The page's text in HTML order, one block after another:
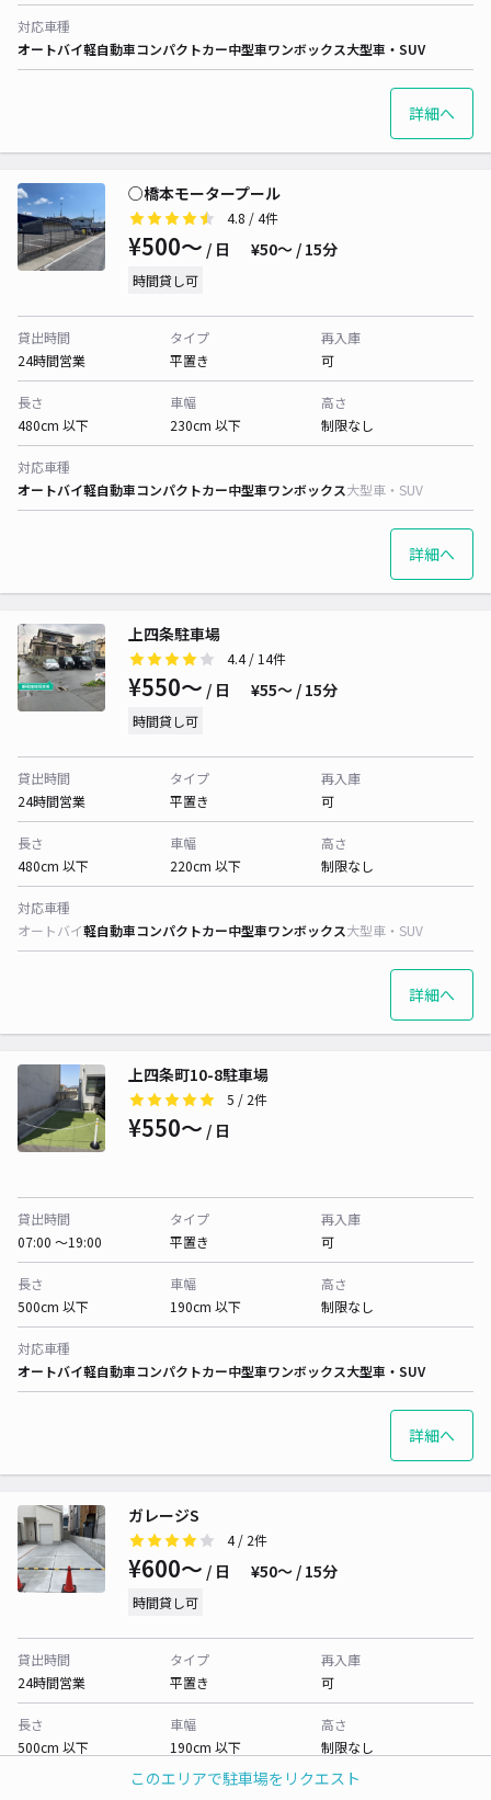
このエリアで駐車場をリクエスト
対応車種
オートバイ軽自動車コンパクトカー中型車ワンボックス大型車・SUV
詳細へ
○橋本モータープール
4.8 / 4件
¥500〜 / 日 ¥50〜 / 15分
時間貸し可
貸出時間
24時間営業
タイプ
平置き
再入庫
可
長さ
480cm 以下
車幅
230cm 以下
高さ
制限なし
対応車種
オートバイ軽自動車コンパクトカー中型車ワンボックス大型車・SUV
詳細へ
上四条駐車場
4.4/ 14件
¥550〜 / 日 ¥55〜 / 15分
時間貸し可
貸出時間
24時間営業
タイプ
平置き
再入庫
可
長さ
480cm 以下
車幅
220cm 以下
高さ
制限なし
対応車種
オートバイ軽自動車コンパクトカー中型車ワンボックス大型車・SUV
詳細へ
上四条町10-8駐車場
5 / 2件
¥550〜 / 日
貸出時間
07:00 〜19:00
タイプ
平置き
再入庫
可
長さ
500cm 以下
車幅
190cm 以下
高さ
制限なし
対応車種
オートバイ軽自動車コンパクトカー中型車ワンボックス大型車・SUV
詳細へ
ガレージS
4/ 2件
¥600〜 / 日 ¥50〜 / 15分
時間貸し可
貸出時間
24時間営業
タイプ
平置き
再入庫
可
長さ
500cm 以下
車幅
190cm 以下
高さ
制限なし